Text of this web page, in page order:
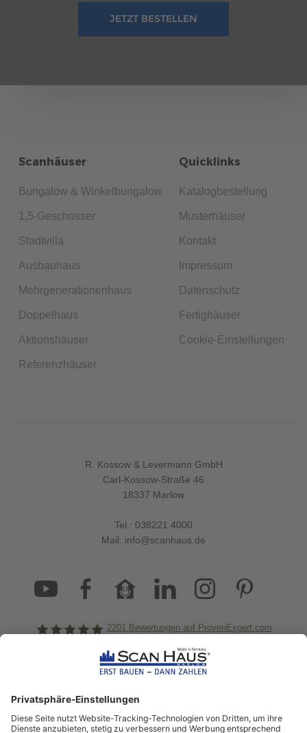
JETZT BESTELLEN
Scanhäuser
Bungalow & Winkelbungalow
1,5-Geschosser
Stadtvilla
Ausbauhaus
Mehrgenerationenhaus
Doppelhaus
Aktionshäuser
Referenzhäuser
Quicklinks
Katalogbestellung
Musterhäuser
Kontakt
Impressum
Datenschutz
Fertighäuser
Cookie-Einstellungen
R. Kossow & Levermann GmbH
Carl-Kossow-Straße 46
18337 Marlow
Tel.: 038221 4000
Mail: info@scanhaus.de
ScanHaus Marlow
2201 Bewertungen auf ProvenExpert.com
informiert!